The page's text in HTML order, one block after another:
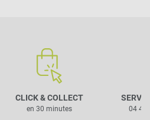
CLICK & COLLECT
en 30 minutes 04 42